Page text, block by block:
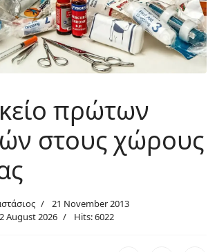
πρώτων
στους χώρους
21 November 2013
August 2026
Hits: 6022